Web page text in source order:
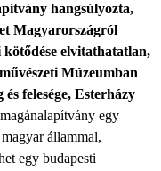
hangsúlyozta,
Magyarországról
elvitathatatlan,
Múzeumban
felesége, Esterházy
egy
állammal,
egy budapesti